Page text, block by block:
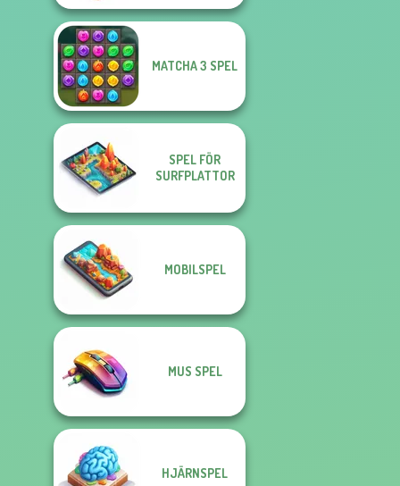
MATCHA 3 SPEL
SPEL FÖR
SURFPLATTOR
MOBILSPEL
MUS SPEL
HJÄRNSPEL